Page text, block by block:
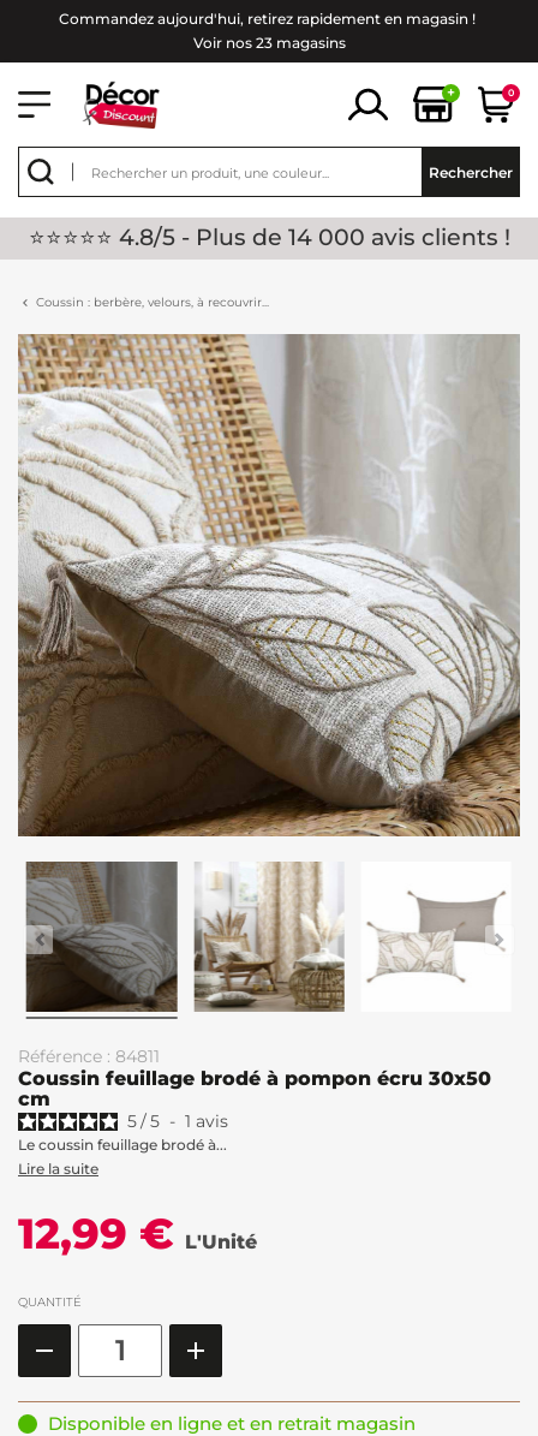
Commandez aujourd'hui, retirez rapidement en magasin !
Voir nos 23 magasins
+ 0
Rechercher
⭐⭐⭐⭐⭐ 4.8/5 - Plus de 14 000 avis clients !
Coussin : berbère, velours, à recouvrir...
Référence : 84811
Coussin feuillage brodé à pompon écru 30x50
cm
5/5 - 1 avis
Le coussin feuillage brodé à...
Lire la suite
12,99 € L'Unité
QUANTITÉ
Disponible en ligne et en retrait magasin